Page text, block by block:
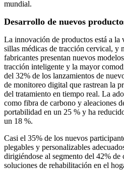
mundial.
Desarrollo de nuevos
La innovación de productos está a la
sillas médicas de tracción cervical, y
fabricantes presentan nuevos
tracción inteligente y la mayor
del 32% de los lanzamientos de
de monitoreo digital que rastrean la
del tratamiento en tiempo real. La
como fibra de carbono y aleaciones
portabilidad en un 25 % y ha
un 18 %.
Casi el 35% de los nuevos
plegables y personalizables
dirigiéndose al segmento del 42% de
soluciones de rehabilitación en el